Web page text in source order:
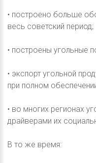
• построено больше
весь советский период;
• построены угольные
• экспорт угольной
при полном
• во многих регионах
драйверами их
В то же время: